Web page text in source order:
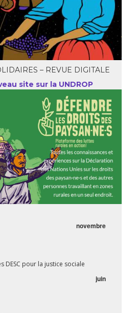
– REVUE DIGITALE
site sur la UNDROP
novembre
DESC pour la justice sociale
juin